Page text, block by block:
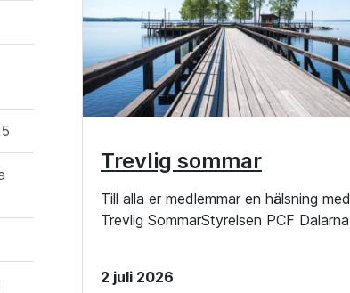
Trevlig sommar
Till alla er medlemmar en hälsning med
Trevlig SommarStyrelsen PCF Dalarna
2 juli 2026